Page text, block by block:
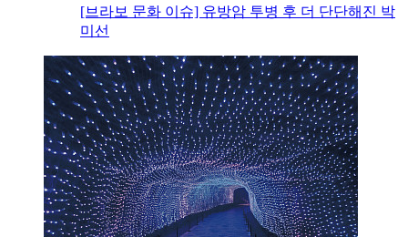
[브라보 문화 이슈] 유방암 투병 후 더 단단해진 박
미선